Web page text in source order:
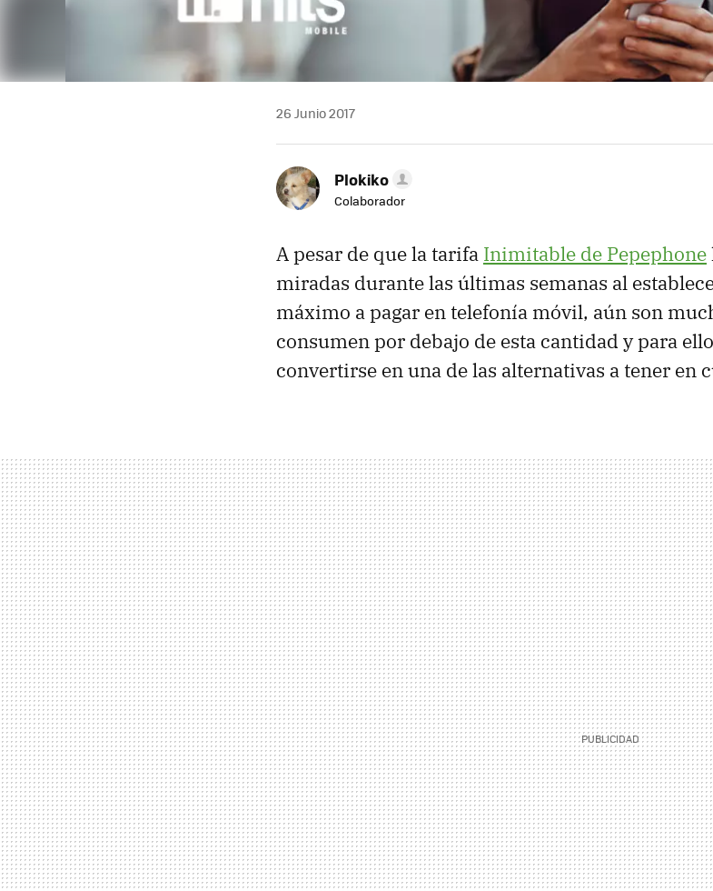
26 Junio 2017
Plokiko
Colaborador
A pesar de que la tarifa Inimitable de Pepephone
miradas durante las últimas semanas al
máximo a pagar en telefonía móvil, aún son
consumen por debajo de esta cantidad y para
convertirse en una de las alternativas a tener en